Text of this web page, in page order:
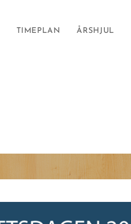
TIMEPLAN ÅRSHJUL